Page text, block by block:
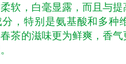
软，白毫显露，而且与
，特别是氨基酸和多种
茶的滋味更为鲜爽，香